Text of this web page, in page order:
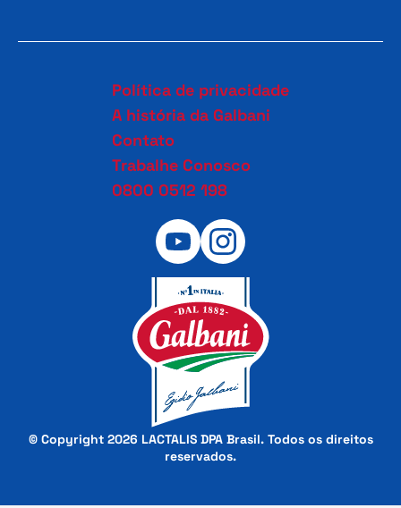
Política de privacidade
A história da Galbani
Contato
Trabalhe Conosco
0800 0512 198
© Copyright 2026 LACTALIS DPA Brasil. Todos os direitos
reservados.